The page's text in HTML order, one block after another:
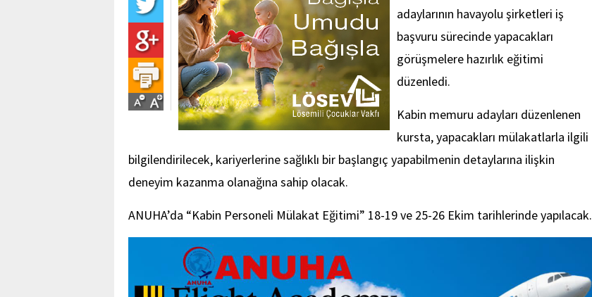
adaylarının havayolu şirketleri iş
başvuru sürecinde yapacakları
görüşmelere hazırlık eğitimi
düzenledi.
Kabin memuru adayları düzenlenen
kursta, yapacakları mülakatlarla ilgili
bilgilendirilecek, kariyerlerine sağlıklı bir başlangıç yapabilmenin detaylarına ilişkin
deneyim kazanma olanağına sahip olacak.
ANUHA’da “Kabin Personeli Mülakat Eğitimi” 18-19 ve 25-26 Ekim tarihlerinde yapılacak.